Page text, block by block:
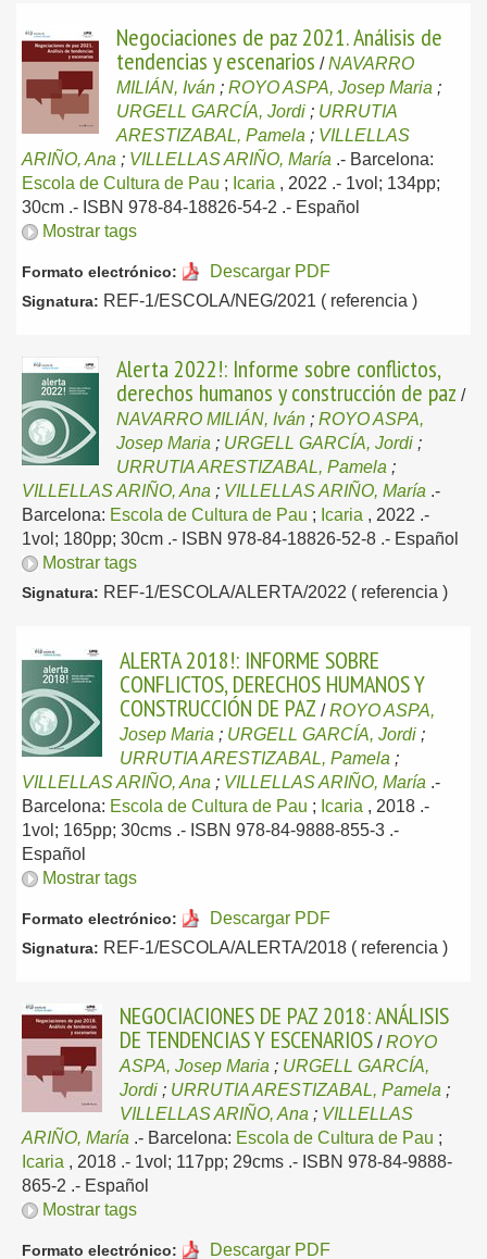
Negociaciones de paz 2021. Análisis de
tendencias y escenarios /NAVARRO
MILIÁN, Iván ; ROYO ASPA, Josep Maria ;
URGELL GARCÍA, Jordi ; URRUTIA
ARESTIZABAL, Pamela ; VILLELLAS
ARIÑO, Ana ; VILLELLAS ARIÑO, María .- Barcelona:
Escola de Cultura de Pau ; Icaria , 2022 .- 1vol; 134pp;
30cm .- ISBN 978-84-18826-54-2 .- Español
Mostrar tags
Formato electrónico: Descargar PDF
Signatura: REF-1/ESCOLA/NEG/2021 ( referencia )
Alerta 2022!: Informe sobre conflictos,
derechos humanos y construcción de paz /
NAVARRO MILIÁN, Iván ; ROYO ASPA,
Josep Maria ; URGELL GARCÍA, Jordi ;
URRUTIA ARESTIZABAL, Pamela ;
VILLELLAS ARIÑO, Ana ; VILLELLAS ARIÑO, María .-
Barcelona: Escola de Cultura de Pau ; Icaria , 2022 .-
1vol; 180pp; 30cm .- ISBN 978-84-18826-52-8 .- Español
Mostrar tags
Signatura: REF-1/ESCOLA/ALERTA/2022 ( referencia )
ALERTA 2018!: INFORME SOBRE
CONFLICTOS, DERECHOS HUMANOS Y
CONSTRUCCIÓN DE PAZ /ROYO ASPA,
Josep Maria ; URGELL GARCÍA, Jordi ;
URRUTIA ARESTIZABAL, Pamela ;
VILLELLAS ARIÑO, Ana ; VILLELLAS ARIÑO, María .-
Barcelona: Escola de Cultura de Pau ; Icaria , 2018 .-
1vol; 165pp; 30cms .- ISBN 978-84-9888-855-3 .-
Español
Mostrar tags
Formato electrónico: Descargar PDF
Signatura: REF-1/ESCOLA/ALERTA/2018 ( referencia )
NEGOCIACIONES DE PAZ 2018: ANÁLISIS
DE TENDENCIAS Y ESCENARIOS /ROYO
ASPA, Josep Maria ; URGELL GARCÍA,
Jordi ; URRUTIA ARESTIZABAL, Pamela ;
VILLELLAS ARIÑO, Ana ; VILLELLAS
ARIÑO, María .- Barcelona: Escola de Cultura de Pau ;
Icaria , 2018 .- 1vol; 117pp; 29cms .- ISBN 978-84-9888-
865-2 .- Español
Mostrar tags
Formato electrónico: Descargar PDF